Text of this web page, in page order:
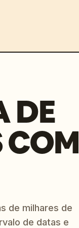
DE
COM
de milhares de
de datas e